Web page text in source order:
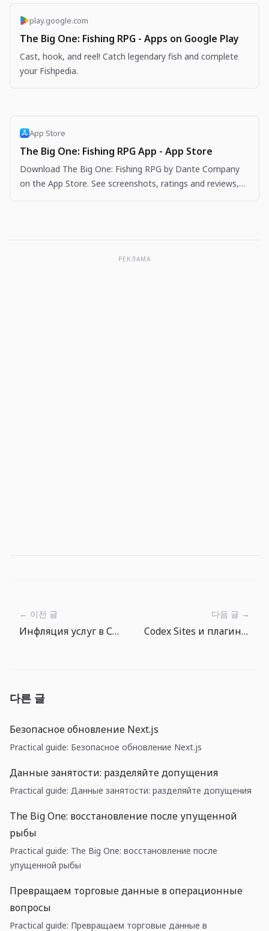
play.google.com
The Big One: Fishing RPG - Apps on Google Play
Cast, hook, and reel! Catch legendary fish and complete
your Fishpedia.
App Store
The Big One: Fishing RPG App - App Store
Download The Big One: Fishing RPG by Dante Company
on the App Store. See screenshots, ratings and reviews,
РЕКЛАМА
← 이전 글
Инфляция услуг в США снова ускоряется: в июне важнее защищать издержки, чем ждать дешевых денег
다음 글 →
Codex Sites и плагины: внутренним инструментам нужен контроль деплоя
다른 글
Безопасное обновление Next.js
Practical guide: Безопасное обновление Next.js
Данные занятости: разделяйте допущения
Practical guide: Данные занятости: разделяйте допущения
The Big One: восстановление после упущенной
рыбы
Practical guide: The Big One: восстановление после
упущенной рыбы
Превращаем торговые данные в операционные
вопросы
Practical guide: Превращаем торговые данные в